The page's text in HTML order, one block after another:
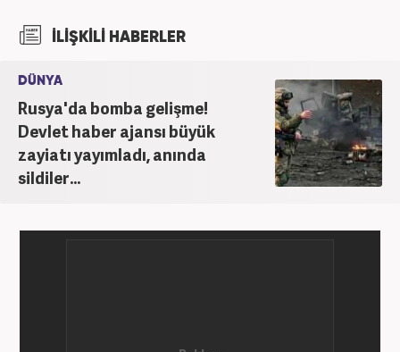
İLİŞKİLİ HABERLER
DÜNYA
Rusya'da bomba gelişme!
Devlet haber ajansı büyük
zayiatı yayımladı, anında
sildiler...